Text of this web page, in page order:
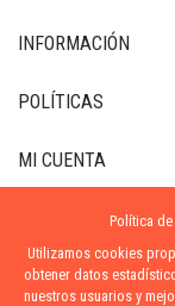
INFORMACIÓN
POLÍTICAS
MI CUENTA
INFORMACIÓNPolítica
Utilizamos cookies
obtener datos
nuestros usuarios y